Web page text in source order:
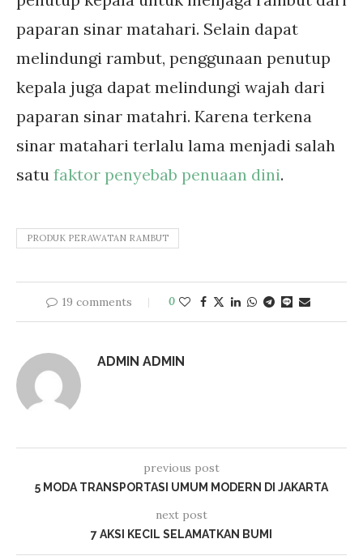
paparan sinar matahari. Selain dapat
melindungi rambut, penggunaan penutup
kepala juga dapat melindungi wajah dari
paparan sinar matahri. Karena terkena
sinar matahari terlalu lama menjadi salah
satu faktor penyebab penuaan dini.
PRODUK PERAWATAN RAMBUT
19 comments 0
ADMIN ADMIN
previous post
5 MODA TRANSPORTASI UMUM MODERN DI JAKARTA
next post
7 AKSI KECIL SELAMATKAN BUMI